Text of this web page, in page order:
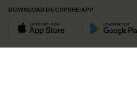
DOWNLOAD DE CUPSHE-APP